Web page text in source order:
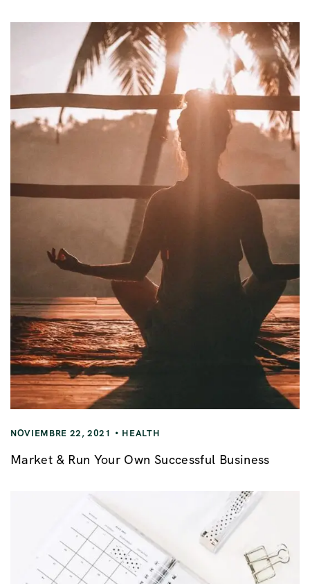
NOVIEMBRE 22, 2021 HEALTH
Market & Run Your Own Successful Business